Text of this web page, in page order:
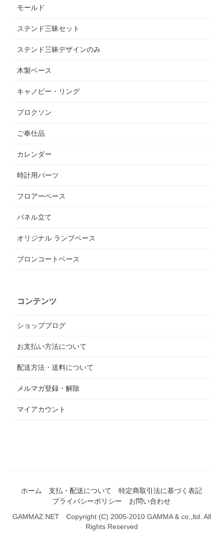
モールド
ステンド三昧セット
ステンド三昧デザインのみ
木製ベース
キャノピー・リング
プロクソン
ご奉仕品
カレンダー
時計用パーツ
フロアーベース
パネル立て
オリジナル ランプベース
ブロンコートベース
コンテンツ
ショップブログ
お支払い方法について
配送方法・送料について
メルマガ登録・解除
マイアカウント
ホーム 支払・配送について
特定商取引法に基づく表記
プライバシーポリシー
お問い合わせ
GAMMAZ.NET Copyright (C) 2005-2010 GAMMA & co.,ltd. All
Rights Reserved